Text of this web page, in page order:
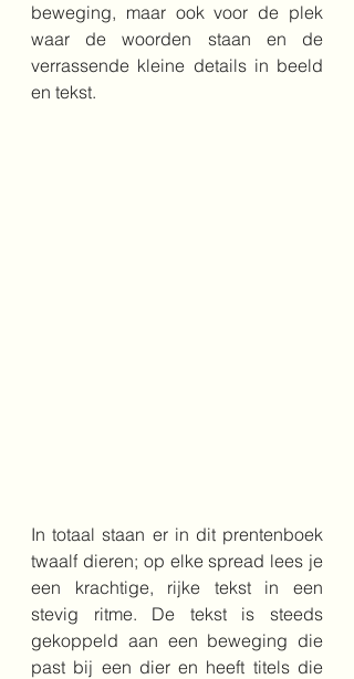
beweging, maar ook voor de plek
waar de woorden staan en de
verrassende kleine details in beeld
en tekst.
In totaal staan er in dit prentenboek
twaalf dieren; op elke spread lees je
een krachtige, rijke tekst in een
stevig ritme. De tekst is steeds
gekoppeld aan een beweging die
past bij een dier en heeft titels die